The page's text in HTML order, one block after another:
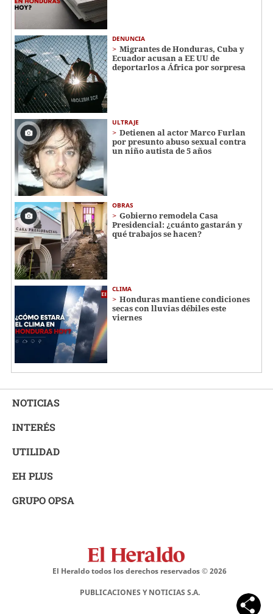
DENUNCIA
Migrantes de Honduras, Cuba y
Ecuador acusan a EE UU de
deportarlos a África por sorpresa
ULTRAJE
Detienen al actor Marco Furlan
por presunto abuso sexual contra
un niño autista de 5 años
OBRAS
Gobierno remodela Casa
Presidencial: ¿cuánto gastarán y
qué trabajos se hacen?
CLIMA
Honduras mantiene condiciones
secas con lluvias débiles este
viernes
NOTICIAS
INTERÉS
UTILIDAD
EH PLUS
GRUPO OPSA
El Heraldo todos los derechos reservados ©2026
PUBLICACIONES Y NOTICIAS S.A.